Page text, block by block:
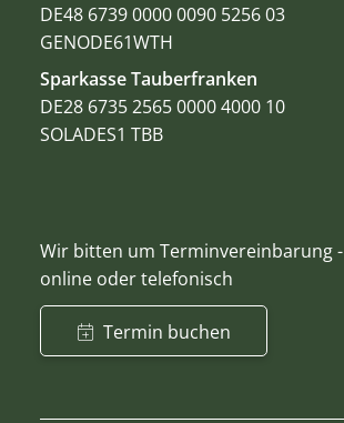
DE48 6739 0000 0090 5256 03
GENODE61WTH
Sparkasse Tauberfranken
DE28 6735 2565 0000 4000 10
SOLADES1 TBB
Wir bitten um Terminvereinbarung -
online oder telefonisch
Termin buchen